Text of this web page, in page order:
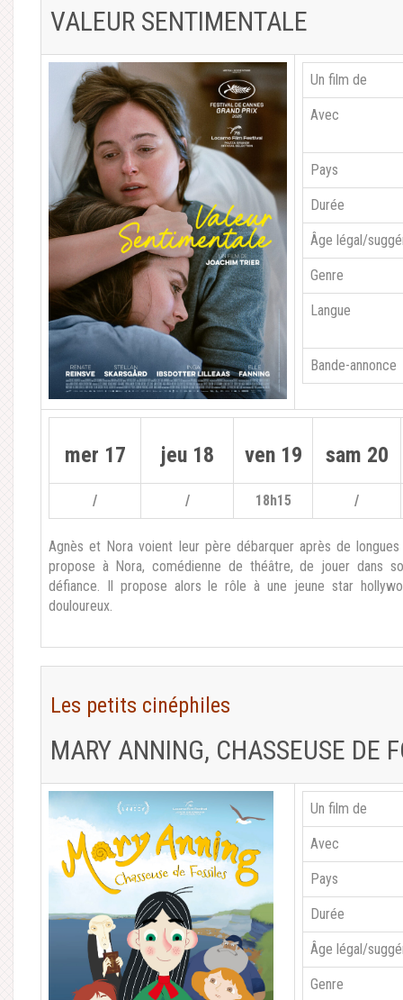
VALEUR SENTIMENTALE
Un film de
Avec
Pays
Durée
Âge légal/
Genre
Langue
Bande-annonce
mer 17 jeu 18 ven 19 sam 20
/ / 18h15 /
Agnès et Nora voient leur père débarquer après de longues
propose à Nora, comédienne de théâtre, de jouer dans
défiance. Il propose alors le rôle à une jeune star
douloureux.
Les petits cinéphiles
MARY ANNING, CHASSEUSE DE
Un film de
Avec
Pays
Durée
Âge légal/
Genre